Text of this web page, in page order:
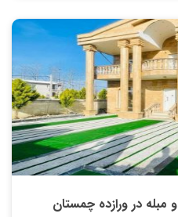
مبله در ورازده چمستان